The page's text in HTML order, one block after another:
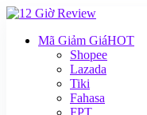
Mã Giảm GiáHOT
Shopee
Lazada
Tiki
Fahasa
FPT